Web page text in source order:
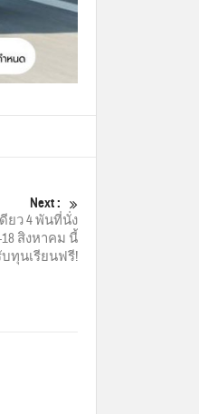
Next :
ยว 4 พันที่นั่ง
18 สิงหาคม นี้
ทุนเรียนฟรี!